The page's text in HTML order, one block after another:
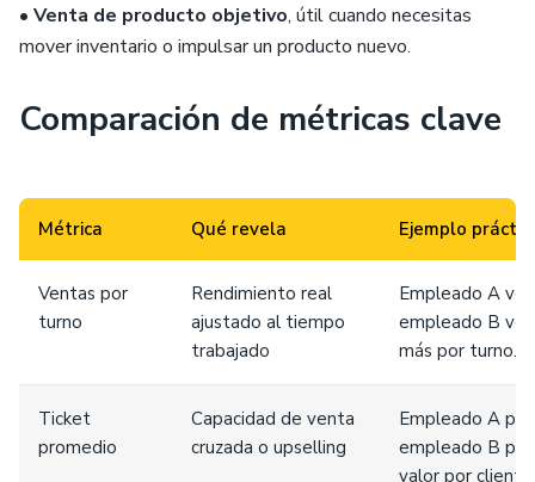
• Venta de producto objetivo, útil cuando necesitas
mover inventario o impulsar un producto nuevo.
Comparación de métricas clave
Métrica Qué revela Ejemplo
Ventas por
turno
Rendimiento real
ajustado al tiempo
trabajado
Empleado A
empleado B
más por turno.
Ticket
promedio
Capacidad de venta
cruzada o upselling
Empleado A
empleado B
valor por cliente.